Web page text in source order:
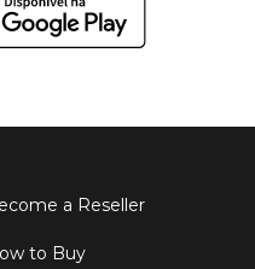
a Reseller
to Buy